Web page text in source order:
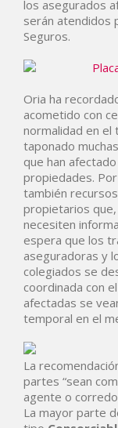
los asegurados
serán atendidos
Seguros.
Oria ha
acometido con
normalidad en el
taponado
que han
propiedades.
también
propietarios
necesiten
espera que los
aseguradoras y
colegiados se
coordinada con
afectadas se
temporal en el
La
partes “sean
agente o
La mayor parte